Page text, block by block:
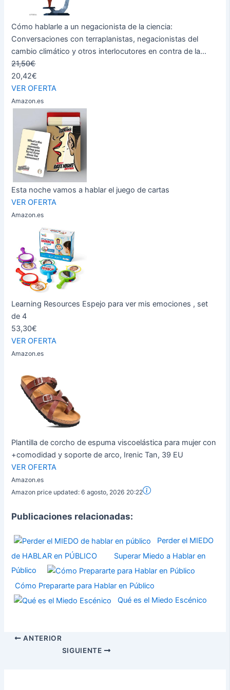
Cómo hablarle a un negacionista de la ciencia:
Conversaciones con terraplanistas, negacionistas del
cambio climático y otros interlocutores en contra de la...
21,50€
20,42€
VER OFERTA
Amazon.es
Esta noche vamos a hablar el juego de cartas
VER OFERTA
Amazon.es
Learning Resources Espejo para ver mis emociones , set
de 4
53,30€
VER OFERTA
Amazon.es
Plantilla de corcho de espuma viscoelástica para mujer con
+comodidad y soporte de arco, Irenic Tan, 39 EU
VER OFERTA
Amazon.es
Amazon price updated:6 agosto, 2026 20:22
Publicaciones relacionadas:
Perder el MIEDO
de HABLAR en PÚBLICO
Superar Miedo a Hablar en
Público
Cómo Prepararte para Hablar en Público
Qué es el Miedo Escénico
ANTERIOR
SIGUIENTE